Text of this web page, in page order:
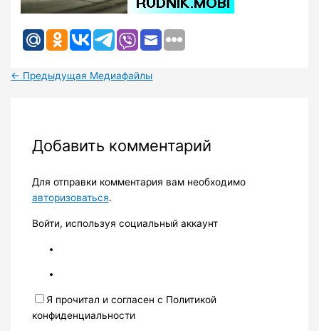
← Предыдущая Медиафайлы
Добавить комментарий
Для отправки комментария вам необходимо
авторизоваться.
Войти, используя социальный аккаунт
Я прочитал и согласен с Политикой
конфиденциальности